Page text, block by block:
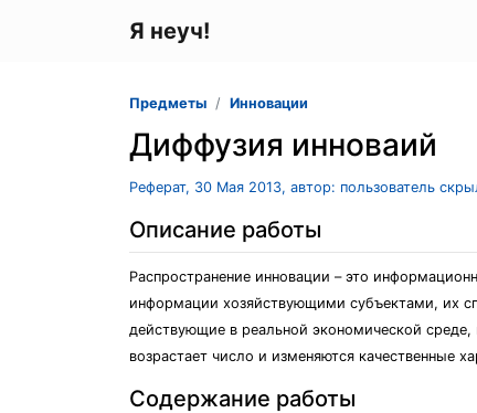
Я неуч!
Предметы Инновации
Диффузия инноваий
Реферат, 30 Мая 2013, автор: пользователь
Описание работы
Распространение инновации – это
информации хозяйствующими субъектами, их
действующие в реальной экономической среде,
возрастает число и изменяются качественные
Содержание работы